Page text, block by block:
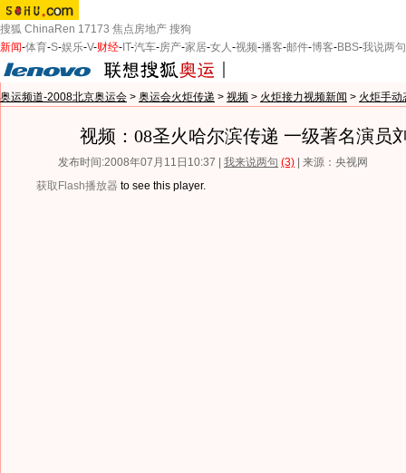
搜狐 ChinaRen 17173 焦点房地产 搜狗
新闻-体育-S-娱乐-V-财经- IT-汽车-房产-家居-女人-视频-播客-邮件-博客-BBS-我说两句
奥运频道-2008北京奥运会 > 奥运会火炬传递 > 视频 > 火炬接力视频新闻 > 火炬手动
视频：08圣火哈尔滨传递 一级著名演员
发布时间:2008年07月11日10:37 | 我来说两句 (3) | 来源：央视网
获取Flash播放器 to see this player.